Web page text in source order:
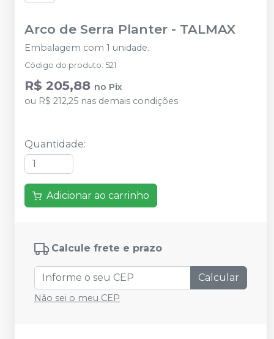
Arco de Serra Planter - TALMAX
Embalagem com 1 unidade.
Código do produto: 521
R$ 205,88 no Pix
ou R$ 212,25 nas demais condições
Quantidade:
Adicionar ao carrinho
Calcule frete e prazo
Calcular
Não sei o meu CEP